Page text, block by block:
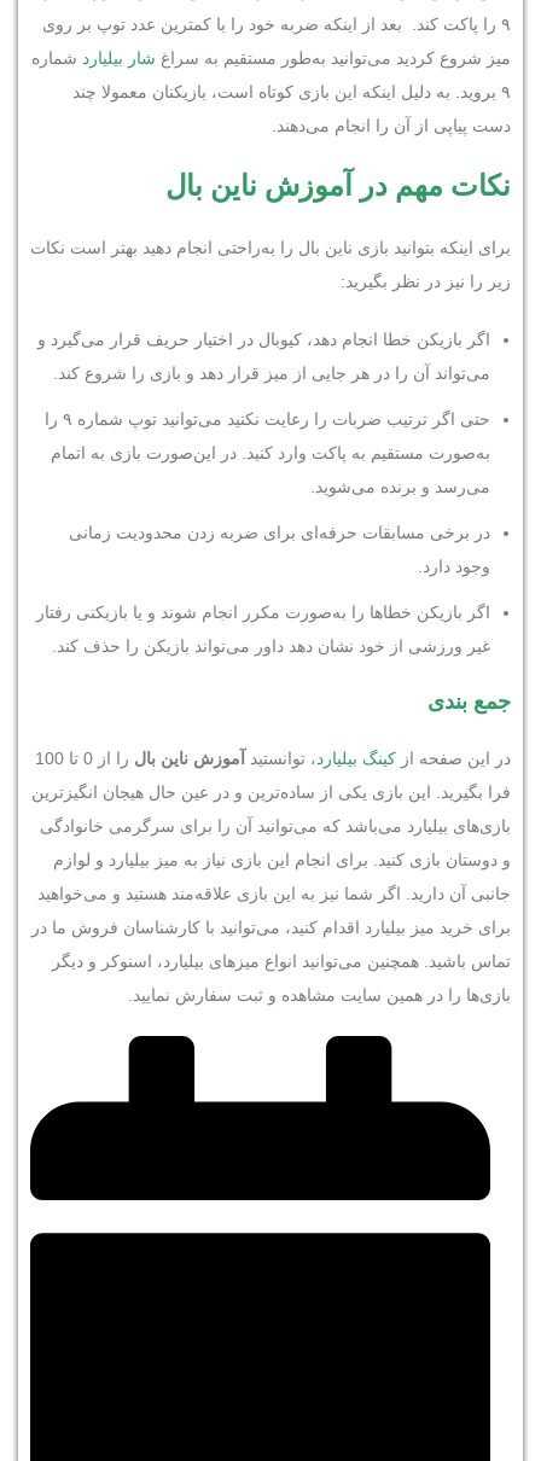
۹ را پاکت کند. بعد از اینکه ضربه خود را با کمترین عدد توپ بر روی
میز شروع کردید می‌توانید به‌طور مستقیم به سراغ شار بیلیارد شماره
۹ بروید. به دلیل اینکه این بازی کوتاه است، بازیکنان معمولا چند
دست پیاپی از آن را انجام می‌دهند.
نکات مهم در آموزش ناین بال
برای اینکه بتوانید بازی ناین بال را به‌راحتی انجام دهید بهتر است نکات
زیر را نیز در نظر بگیرید:
اگر بازیکن خطا انجام دهد، کیوبال در اختیار حریف قرار می‌گیرد و
می‌تواند آن را در هر جایی از میز قرار دهد و بازی را شروع کند.
حتی اگر ترتیب ضربات را رعایت نکنید می‌توانید توپ شماره ۹ را
به‌صورت مستقیم به پاکت وارد کنید. در این‌صورت بازی به اتمام
می‌رسد و برنده می‌شوید.
در برخی مسابقات حرفه‌ای برای ضربه زدن محدودیت زمانی
وجود دارد.
اگر بازیکن خطاها را به‌صورت مکرر انجام شوند و یا بازیکنی رفتار
غیر ورزشی از خود نشان دهد داور می‌تواند بازیکن را حذف کند.
جمع بندی
در این صفحه از کینگ بیلیارد، توانستید آموزش ناین بال
را از 0 تا 100
فرا بگیرید. این بازی یکی از ساده‌ترین و در عین حال هیجان انگیزترین
بازی‌های بیلیارد می‌باشد که می‌توانید آن را برای سرگرمی خانوادگی
و دوستان بازی کنید. برای انجام این بازی نیاز به میز بیلیارد و لوازم
جانبی آن دارید. اگر شما نیز به این بازی علاقه‌مند هستید و می‌خواهید
برای خرید میز بیلیارد اقدام کنید، می‌توانید با کارشناسان فروش ما در
تماس باشید. همچنین می‌توانید انواع میزهای بیلیارد، اسنوکر و دیگر
بازی‌ها را در همین سایت مشاهده و ثبت سفارش نمایید.